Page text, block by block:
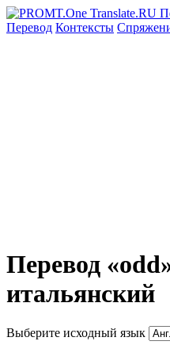
Перевод Контексты
Перевод
итальянский
Выберите исходный язык